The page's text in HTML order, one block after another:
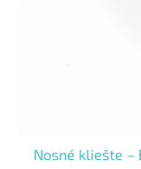
Nosné kliešte –